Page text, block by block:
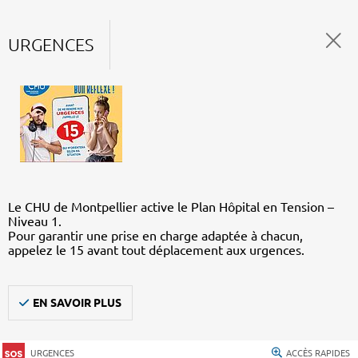
URGENCES
Le CHU de Montpellier active le Plan Hôpital en Tension –
Niveau 1.
Pour garantir une prise en charge adaptée à chacun,
appelez le 15 avant tout déplacement aux urgences.
EN SAVOIR PLUS
URGENCES ACCÈS RAPIDES